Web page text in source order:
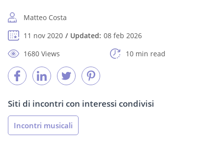
Matteo Costa
11 nov 2020
Updated: 08 feb 2026
1680 Views
10 min read
Siti di incontri con interessi condivisi
Incontri musicali